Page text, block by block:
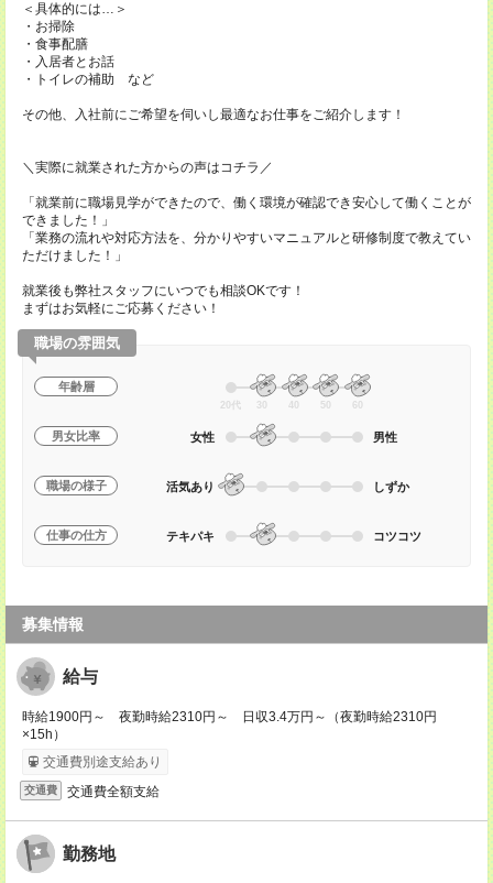
＜具体的には…＞
・お掃除
・食事配膳
・入居者とお話
・トイレの補助 など
その他、入社前にご希望を伺いし最適なお仕事をご紹介します！
＼実際に就業された方からの声はコチラ／
「就業前に職場見学ができたので、働く環境が確認でき安心して働くことが
できました！」
「業務の流れや対応方法を、分かりやすいマニュアルと研修制度で教えてい
ただけました！」
就業後も弊社スタッフにいつでも相談OKです！
まずはお気軽にご応募ください！
職場の雰囲気
年齢層
20代 30 40 50 60
男女比率 女性 男性
職場の様子 活気あり しずか
仕事の仕方 テキパキ コツコツ
募集情報
給与
時給1900円～ 夜勤時給2310円～ 日収3.4万円～（夜勤時給2310円
×15h）
交通費別途支給あり
交通費 交通費全額支給
勤務地